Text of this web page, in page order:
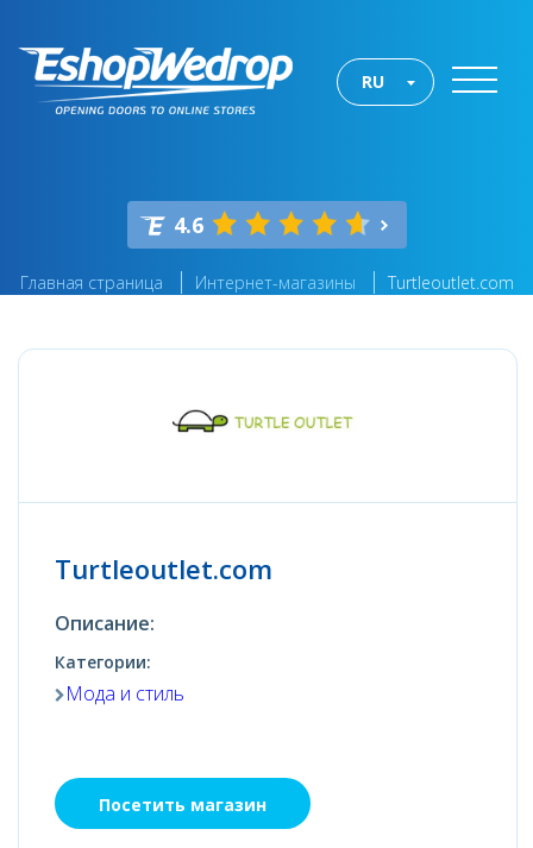
RU
4.6
Главная страница Интернет-магазины Turtleoutlet.com
Turtleoutlet.com
Описание:
Категории:
Мода и стиль
Посетить магазин